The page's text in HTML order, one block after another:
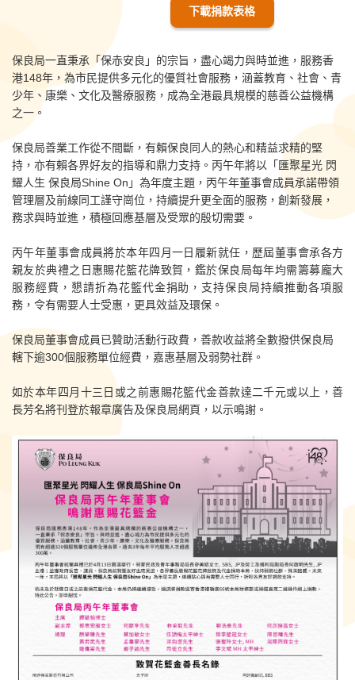
下載捐款表格
保良局一直秉承「保赤安良」的宗旨，盡心竭力與時並進，服務香
港148年，為市民提供多元化的優質社會服務，涵蓋教育、社會、青
少年、康樂、文化及醫療服務，成為全港最具規模的慈善公益機構
之一。
保良局善業工作從不間斷，有賴保良同人的熱心和精益求精的堅
持，亦有賴各界好友的指導和鼎力支持。丙午年將以「匯聚星光 閃
耀人生 保良局Shine On」為年度主題，丙午年董事會成員承諾帶領
管理層及前線同工謹守崗位，持續提升更全面的服務，創新發展，
務求與時並進，積極回應基層及受眾的殷切需要。
丙午年董事會成員將於本年四月一日履新就任，歷屆董事會承各方
親友於典禮之日惠賜花籃花牌致賀，鑑於保良局每年均需籌募龐大
服務經費，懇請折為花籃代金捐助，支持保良局持續推動各項服
務，令有需要人士受惠，更具效益及環保。
保良局董事會成員已贊助活動行政費，善款收益將全數撥供保良局
轄下逾300個服務單位經費，嘉惠基層及弱勢社群。
如於本年四月十三日或之前惠賜花籃代金善款達二千元或以上，善
長芳名將刊登於報章廣告及保良局網頁，以示鳴謝。